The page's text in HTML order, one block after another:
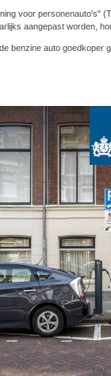
voor personenauto's"
aangepast worden,
benzine auto goedkoper